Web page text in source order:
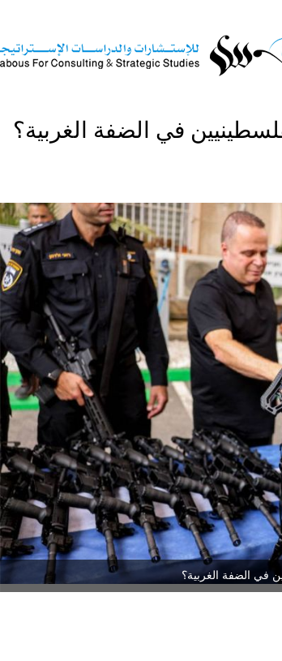
في الضفة الغربية؟
في الضفة الغربية؟